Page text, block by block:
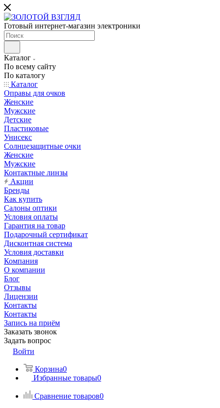
Готовый интернет-магазин электроники
Каталог
По всему сайту
По каталогу
Каталог
Оправы для очков
Женские
Мужские
Детские
Пластиковые
Унисекс
Солнцезащитные очки
Женские
Мужские
Контактные линзы
Акции
Бренды
Как купить
Салоны оптики
Условия оплаты
Гарантия на товар
Подарочный сертификат
Дисконтная система
Условия доставки
Компания
О компании
Блог
Отзывы
Лицензии
Контакты
Контакты
Запись на приём
Заказать звонок
Задать вопрос
Войти
Корзина0
Избранные товары0
Сравнение товаров0